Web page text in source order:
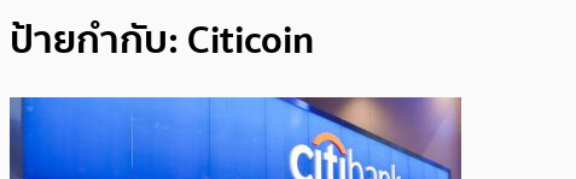
ป้ายกำกับ: Citicoin